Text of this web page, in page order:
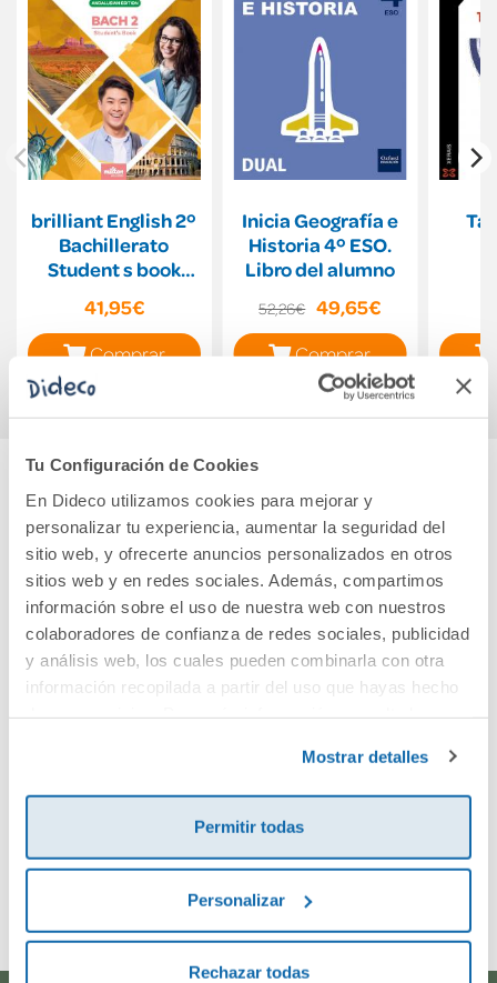
Tu Configuración de Cookies
En Dideco utilizamos cookies para mejorar y
personalizar tu experiencia, aumentar la seguridad del
sitio web, y ofrecerte anuncios personalizados en otros
sitios web y en redes sociales. Además, compartimos
información sobre el uso de nuestra web con nuestros
colaboradores de confianza de redes sociales, publicidad
y análisis web, los cuales pueden combinarla con otra
información recopilada a partir del uso que hayas hecho
Mostrar detalles
Permitir todas
Personalizar
Rechazar todas
brilliant English 2º
Bachillerato
Student s book
41,95€
Comprar
Inicia Geografía e
Historia 4º ESO.
Libro del alumno
52,26€ 49,65€
Comprar
Cuéntanos tu opinión
¡Sé el primero en valorar este producto!
Debes iniciar sesión para poder valorarlo
Envía tu opinión